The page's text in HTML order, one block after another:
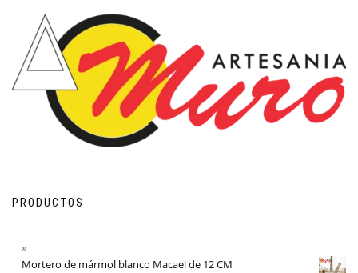
PRODUCTOS
Mortero de mármol blanco Macael de 12 CM